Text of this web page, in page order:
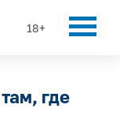
18+
где